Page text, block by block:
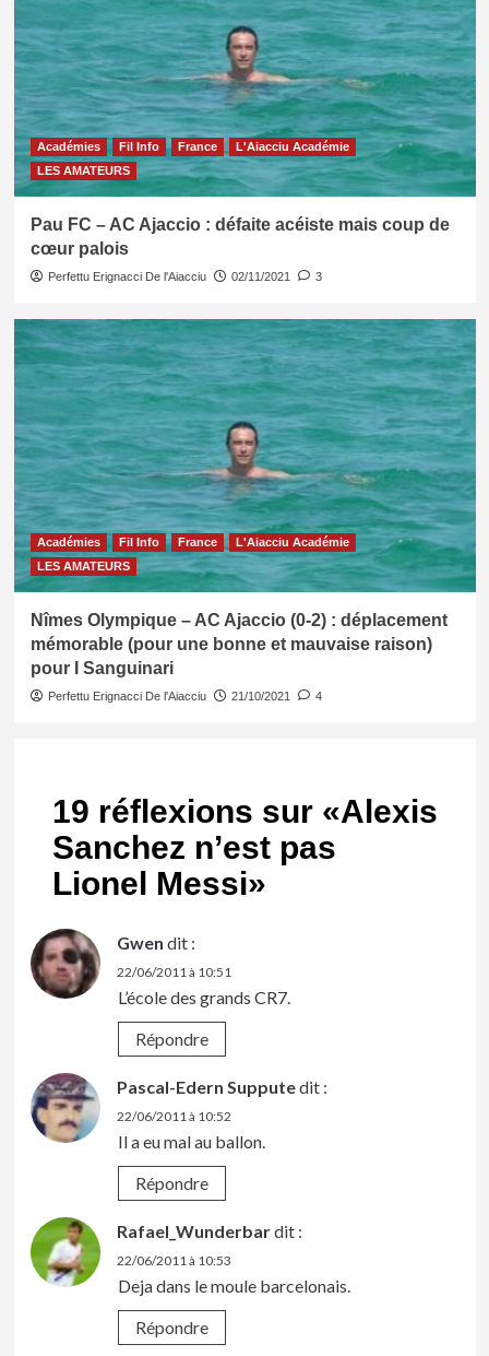
Académies Fil Info France
L'Aiacciu Académie
LES AMATEURS
Pau FC – AC Ajaccio : défaite acéiste mais coup de
cœur palois
Perfettu Erignacci De l'Aiacciu 02/11/2021 3
Académies Fil Info France
L'Aiacciu Académie
LES AMATEURS
Nîmes Olympique – AC Ajaccio (0-2) : déplacement
mémorable (pour une bonne et mauvaise raison)
pour I Sanguinari
Perfettu Erignacci De l'Aiacciu 21/10/2021 4
19 réflexions sur «Alexis
Sanchez n’est pas
Lionel Messi»
Gwen dit :
22/06/2011 à 10:51
L’école des grands CR7.
Répondre
Pascal-Edern Supputedit :
22/06/2011 à 10:52
Il a eu mal au ballon.
Répondre
Rafael_Wunderbardit :
22/06/2011 à 10:53
Deja dans le moule barcelonais.
Répondre